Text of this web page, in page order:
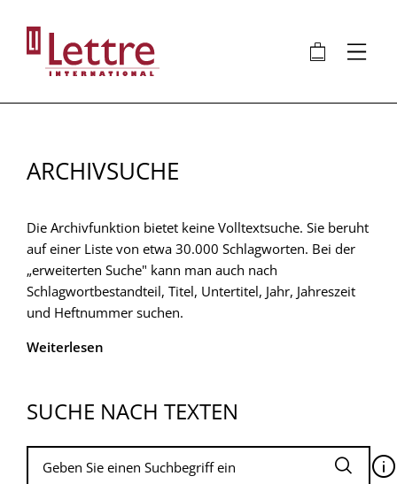
Inhalt
🛍 ⋮
ARCHIVSUCHE
Die Archivfunktion bietet keine Volltextsuche. Sie beruht
auf einer Liste von etwa 30.000 Schlagworten. Bei der
„erweiterten Suche" kann man auch nach
Schlagwortbestandteil, Titel, Untertitel, Jahr, Jahreszeit
und Heftnummer suchen.
Weiterlesen
SUCHE NACH TEXTEN
🛈